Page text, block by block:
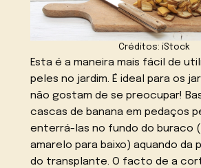
Créditos: iStock
Esta é a maneira mais fácil de
peles no jardim. É ideal para os
não gostam de se preocupar!
cascas de banana em pedaços
enterrá-las no fundo do buraco
amarelo para baixo) aquando da
do transplante. O facto de a